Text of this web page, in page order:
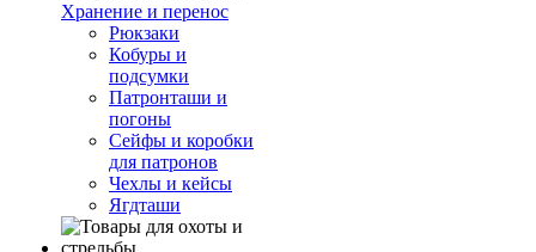
Хранение и перенос
Рюкзаки
Кобуры и
подсумки
Патронташи и
погоны
Сейфы и коробки
для патронов
Чехлы и кейсы
Ягдташи